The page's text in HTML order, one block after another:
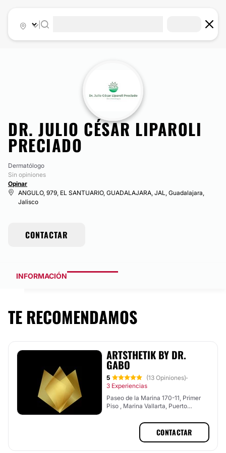
DR. JULIO CÉSAR LIPAROLI
PRECIADO
Dermatólogo
Sin opiniones
Opinar
ANGULO, 979, EL SANTUARIO, GUADALAJARA, JAL, Guadalajara,
Jalisco
CONTACTAR
INFORMACIÓN
TE RECOMENDAMOS
ARTSTHETIK BY DR.
GABO
5 (13 Opiniones)·
3 Experiencias
Paseo de la Marina 170-11, Primer
Piso , Marina Vallarta, Puerto
CONTACTAR